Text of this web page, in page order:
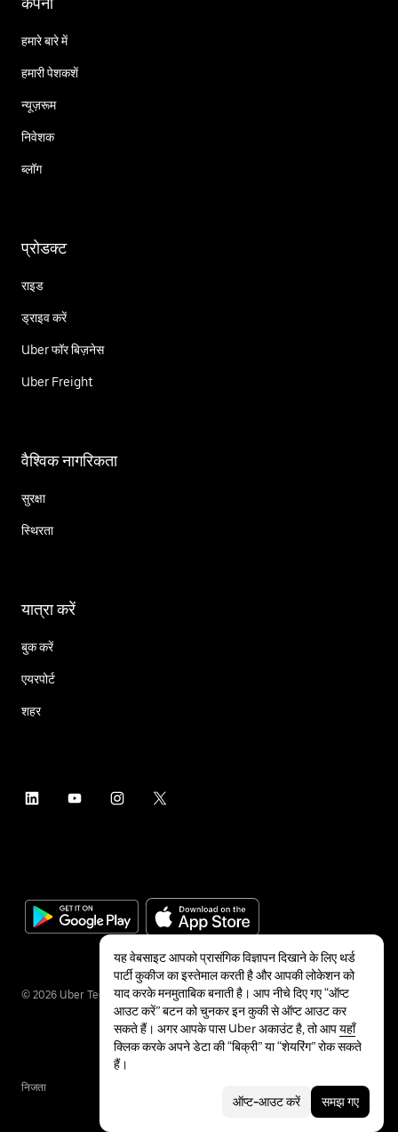
हमारे बारे में
हमारी पेशकशें
न्यूज़रूम
निवेशक
ब्लॉग
प्रोडक्ट
राइड
ड्राइव करें
Uber फॉर बिज़नेस
Uber Freight
वैश्विक नागरिकता
सुरक्षा
स्थिरता
यात्रा करें
बुक करें
एयरपोर्ट
शहर
© 2026 Uber Technologies Inc.
निजता
यह वेबसाइट आपको प्रासंगिक विज्ञापन दिखाने के लिए थर्ड
पार्टी कुकीज का इस्तेमाल करती है और आपकी लोकेशन को
याद करके मनमुताबिक बनाती है। आप नीचे दिए गए “ऑप्ट
आउट करें” बटन को चुनकर इन कुकी से ऑप्ट आउट कर
सकते हैं। अगर आपके पास Uber अकाउंट है, तो आपयहाँ
क्लिक करके अपने डेटा की “बिक्री” या “शेयरिंग” रोक सकते
हैं।
ऑप्ट-आउट करें समझ गए